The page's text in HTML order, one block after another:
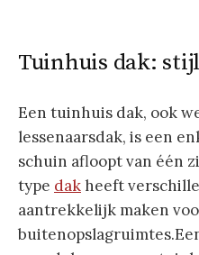
Tuinhuis dak:
Een tuinhuis dak, ook
lessenaarsdak, is een
schuin afloopt van één
type dakheeft
aantrekkelijk maken